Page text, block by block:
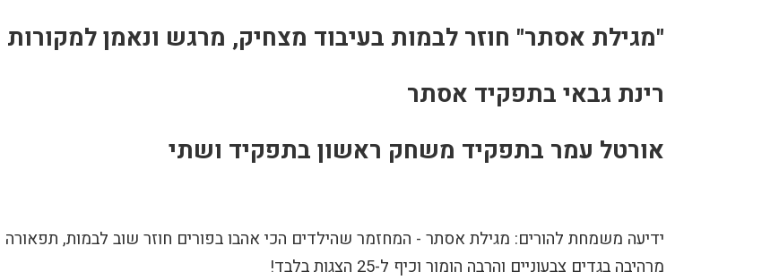
"מגילת אסתר" חוזר לבמות בעיבוד מצחיק, מרגש ונאמן למקורות
רינת גבאי בתפקיד אסתר
אורטל עמר בתפקיד משחק ראשון בתפקיד ושתי
ידיעה משמחת להורים: מגילת אסתר - המחזמר שהילדים הכי אהבו בפורים חוזר שוב לבמות, תפאורה
מרהיבה בגדים צבעוניים והרבה הומור וכיף ל-25 הצגות בלבד!